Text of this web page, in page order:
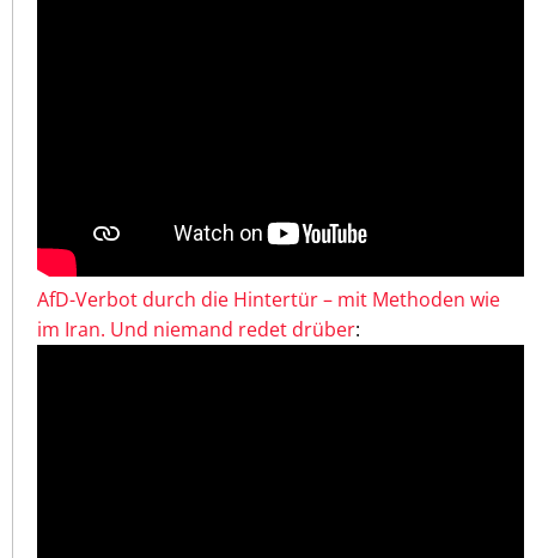
AfD-Verbot durch die Hintertür – mit Methoden wie
im Iran. Und niemand redet drüber: